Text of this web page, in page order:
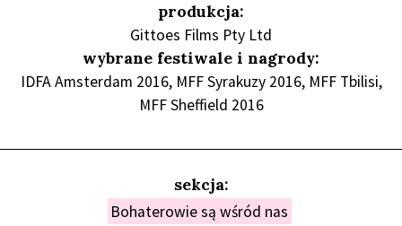
produkcja:
Gittoes Films Pty Ltd
wybrane festiwale i nagrody:
IDFA Amsterdam 2016, MFF Syrakuzy 2016, MFF Tbilisi,
MFF Sheffield 2016
sekcja:
Bohaterowie są wśród nas